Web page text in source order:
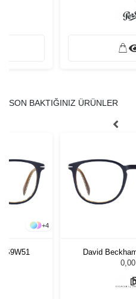
SON BAKTIĞINIZ ÜRÜNLER
+4
S9W51
David
0,00